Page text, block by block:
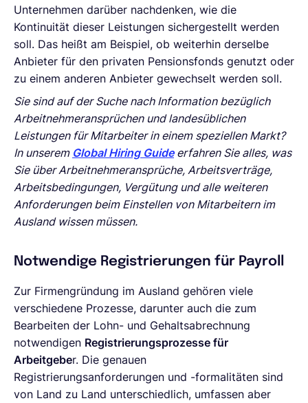
Unternehmen darüber nachdenken, wie die
Kontinuität dieser Leistungen sichergestellt werden
soll. Das heißt am Beispiel, ob weiterhin derselbe
Anbieter für den privaten Pensionsfonds genutzt oder
zu einem anderen Anbieter gewechselt werden soll.
Sie sind auf der Suche nach Information bezüglich
Arbeitnehmeransprüchen und landesüblichen
Leistungen für Mitarbeiter in einem speziellen Markt?
In unserem Global Hiring Guideerfahren Sie alles, was
Sie über Arbeitnehmeransprüche, Arbeitsverträge,
Arbeitsbedingungen, Vergütung und alle weiteren
Anforderungen beim Einstellen von Mitarbeitern im
Ausland wissen müssen.
Notwendige Registrierungen für Payroll
Zur Firmengründung im Ausland gehören viele
verschiedene Prozesse, darunter auch die zum
Bearbeiten der Lohn- und Gehaltsabrechnung
notwendigen Registrierungsprozesse für
Arbeitgeber. Die genauen
Registrierungsanforderungen und -formalitäten sind
von Land zu Land unterschiedlich, umfassen aber